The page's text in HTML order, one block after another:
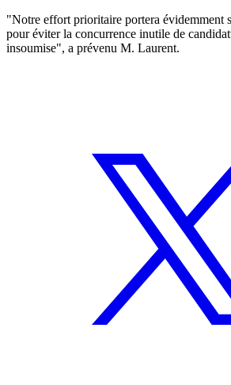
"Notre effort prioritaire portera évidemment
pour éviter la concurrence inutile de
insoumise", a prévenu M. Laurent.